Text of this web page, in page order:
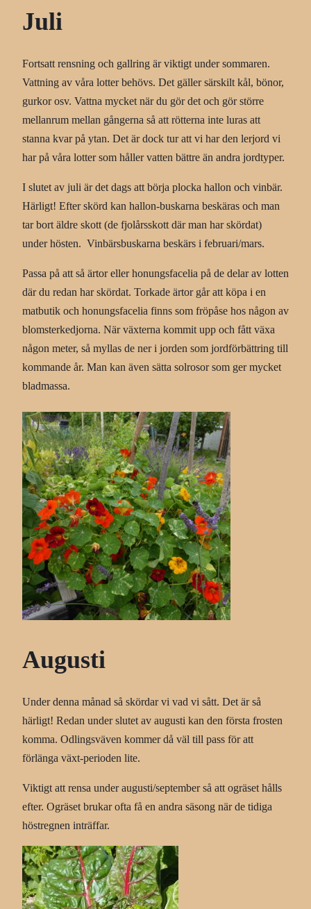
Juli
Fortsatt rensning och gallring är viktigt under sommaren.
Vattning av våra lotter behövs. Det gäller särskilt kål, bönor,
gurkor osv. Vattna mycket när du gör det och gör större
mellanrum mellan gångerna så att rötterna inte luras att
stanna kvar på ytan. Det är dock tur att vi har den lerjord vi
har på våra lotter som håller vatten bättre än andra jordtyper.
I slutet av juli är det dags att börja plocka hallon och vinbär.
Härligt! Efter skörd kan hallon-buskarna beskäras och man
tar bort äldre skott (de fjolårsskott där man har skördat)
under hösten. Vinbärsbuskarna beskärs i februari/mars.
Passa på att så ärtor eller honungsfacelia på de delar av lotten
där du redan har skördat. Torkade ärtor går att köpa i en
matbutik och honungsfacelia finns som fröpåse hos någon av
blomsterkedjorna. När växterna kommit upp och fått växa
någon meter, så myllas de ner i jorden som jordförbättring till
kommande år. Man kan även sätta solrosor som ger mycket
bladmassa.
Augusti
Under denna månad så skördar vi vad vi sått. Det är så
härligt! Redan under slutet av augusti kan den första frosten
komma. Odlingsväven kommer då väl till pass för att
förlänga växt-perioden lite.
Viktigt att rensa under augusti/september så att ogräset hålls
efter. Ogräset brukar ofta få en andra säsong när de tidiga
höstregnen inträffar.